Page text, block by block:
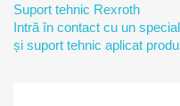
Suport tehnic Rexroth
Intră în contact cu un
și suport tehnic aplicat